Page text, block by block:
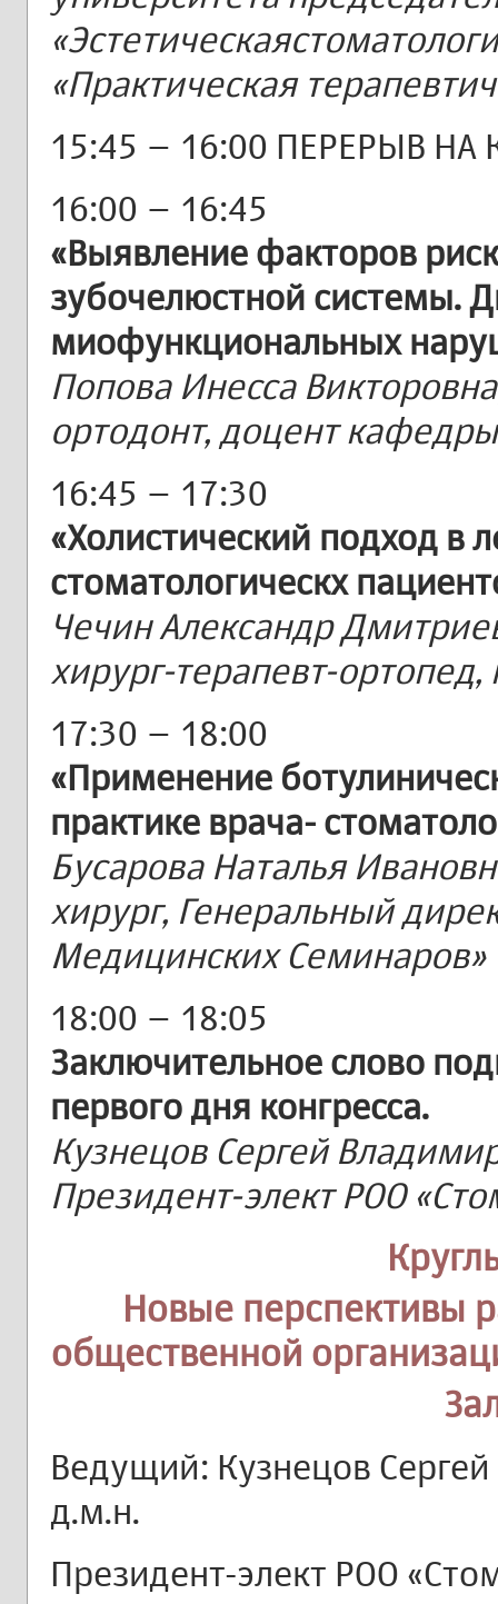
«Практическая
15:45 – 16:00 ПЕРЕРЫВ НА
16:00 – 16:45
«Выявление факторов
зубочелюстной системы.
миофункциональных
Попова Инесса
ортодонт, доцент
16:45 – 17:30
«Холистический подход в
стоматологическх
Чечин Александр
хирург-терапевт-ортопед,
17:30 – 18:00
«Применение
практике врача-
Бусарова Наталья
хирург, Генеральный
Медицинских Семинаров»
18:00 – 18:05
Заключительное слово
первого дня конгресса.
Кузнецов Сергей
Президент-элект РОО
Новые перспективы
общественной
Ведущий: Кузнецов
д.м.н.
Президент-элект РОО